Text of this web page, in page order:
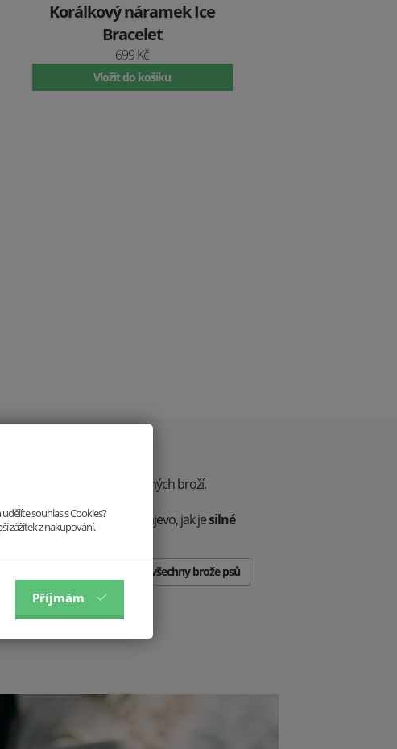
Korálkový náramek Ice
Bracelet
699 Kč
Vložit do košíku
jsme stvořili edici dřevěných broží.
oblíbence a dejte všem najevo, jak jesilné
mazlíčkem
Prohlédnout všechny brože psů
souhlas s Cookies?
zážitek z nakupování.
Příjmám